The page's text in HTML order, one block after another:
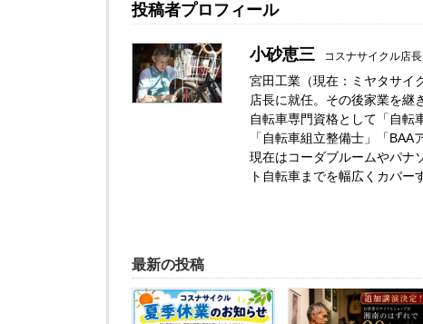
投稿者プロフィール
小砂恵三 コスナサイクル店長
宮田工業（現在：ミヤタサイ
店長に就任。その後家業を継
自転車専門資格として「自転
「自転車組立整備士」「BAA
現在はコーダブルームやパナ
ト自転車までを幅広くカバー
最新の投稿